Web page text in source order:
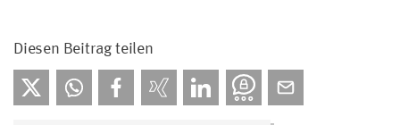
Diesen Beitrag teilen